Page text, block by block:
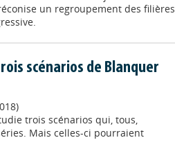
un regroupement des filières
scénarios de Blanquer
trois scénarios qui, tous,
Mais celles-ci pourraient